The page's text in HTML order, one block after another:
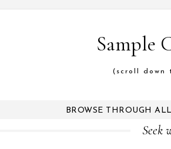
Sample
(scroll down
BROWSE THROUGH
Seek